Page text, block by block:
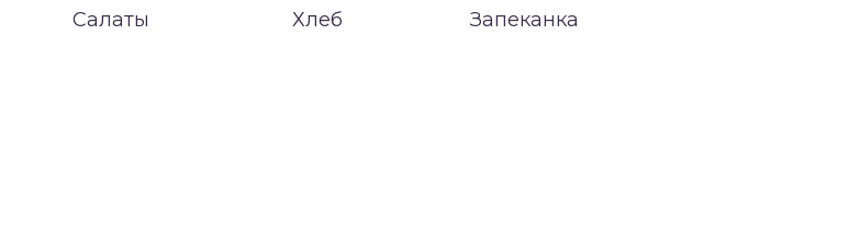
Салаты Хлеб Запеканка